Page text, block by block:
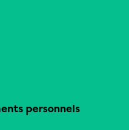
personnels